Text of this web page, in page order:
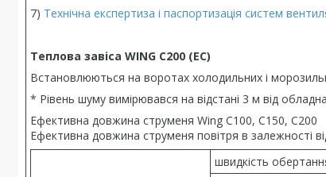
7) Технічна експертиза і паспортизація систем
Теплова завіса WING C200 (EC)
Встановлюються на воротах холодильних і
* Рівень шуму вимірювався на відстані 3 м від
Ефективна довжина струменя Wing C100, C150, C200
Ефективна довжина струменя повітря в залежності
швидкість